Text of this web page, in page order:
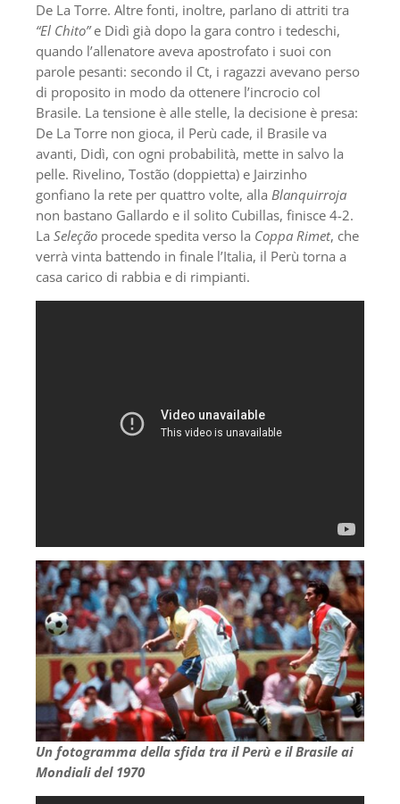
De La Torre. Altre fonti, inoltre, parlano di attriti tra
“El Chito”e Didì già dopo la gara contro i tedeschi,
quando l’allenatore aveva apostrofato i suoi con
parole pesanti: secondo il Ct, i ragazzi avevano perso
di proposito in modo da ottenere l’incrocio col
Brasile. La tensione è alle stelle, la decisione è presa:
De La Torre non gioca, il Perù cade, il Brasile va
avanti, Didì, con ogni probabilità, mette in salvo la
pelle. Rivelino, Tostão (doppietta) e Jairzinho
gonfiano la rete per quattro volte, alla Blanquirroja
non bastano Gallardo e il solito Cubillas, finisce 4-2.
La Seleção procede spedita verso la Coppa Rimet, che
verrà vinta battendo in finale l’Italia, il Perù torna a
casa carico di rabbia e di rimpianti.
Un fotogramma della sfida tra il Perù e il Brasile ai
Mondiali del 1970